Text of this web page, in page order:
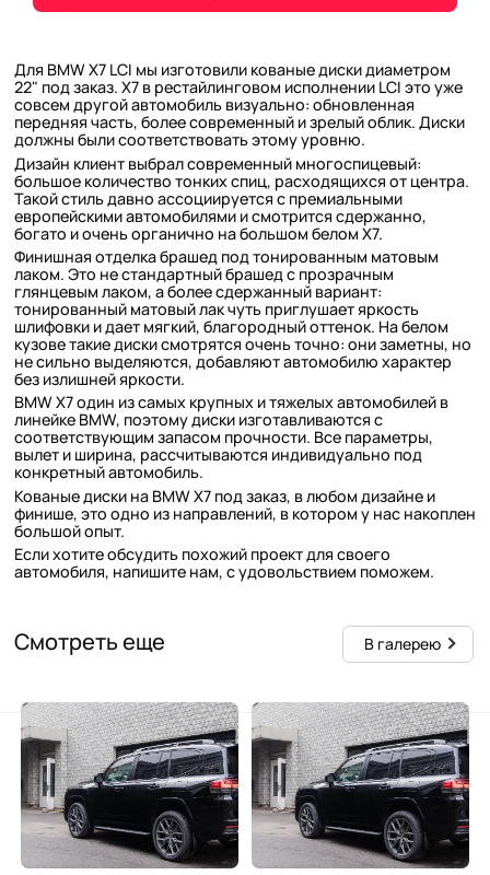
Для BMW X7 LCI мы изготовили кованые диски диаметром
22" под заказ. X7 в рестайлинговом исполнении LCI это уже
совсем другой автомобиль визуально: обновленная
передняя часть, более современный и зрелый облик. Диски
должны были соответствовать этому уровню.
Дизайн клиент выбрал современный многоспицевый:
большое количество тонких спиц, расходящихся от центра.
Такой стиль давно ассоциируется с премиальными
европейскими автомобилями и смотрится сдержанно,
богато и очень органично на большом белом X7.
Финишная отделка брашед под тонированным матовым
лаком. Это не стандартный брашед с прозрачным
глянцевым лаком, а более сдержанный вариант:
тонированный матовый лак чуть приглушает яркость
шлифовки и дает мягкий, благородный оттенок. На белом
кузове такие диски смотрятся очень точно: они заметны, но
не сильно выделяются, добавляют автомобилю характер
без излишней яркости.
BMW X7 один из самых крупных и тяжелых автомобилей в
линейке BMW, поэтому диски изготавливаются с
соответствующим запасом прочности. Все параметры,
вылет и ширина, рассчитываются индивидуально под
конкретный автомобиль.
Кованые диски на BMW X7 под заказ, в любом дизайне и
финише, это одно из направлений, в котором у нас накоплен
большой опыт.
Если хотите обсудить похожий проект для своего
автомобиля, напишите нам, с удовольствием поможем.
Смотреть еще В галерею